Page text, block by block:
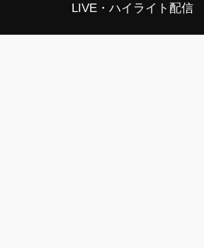
LIVE・ハイライト配信